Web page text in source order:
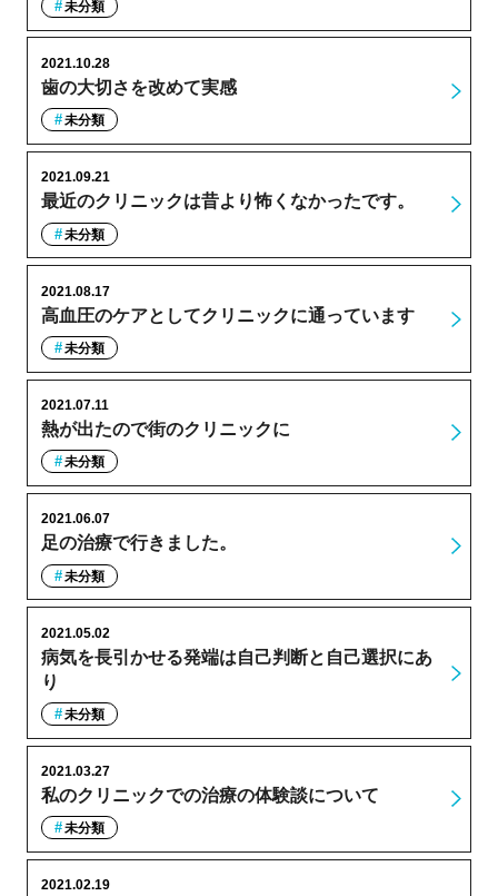
未分類
歯の大切さを改めて実感
2021.10.28
未分類
最近のクリニックは昔より怖くなかったです。
2021.09.21
未分類
高血圧のケアとしてクリニックに通っています
2021.08.17
未分類
熱が出たので街のクリニックに
2021.07.11
未分類
足の治療で行きました。
2021.06.07
未分類
病気を長引かせる発端は自己判断と自己選択にあ
り
2021.05.02
未分類
私のクリニックでの治療の体験談について
2021.03.27
未分類
2021.02.19